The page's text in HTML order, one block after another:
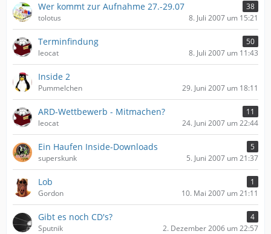
Wer kommt zur Aufnahme 27.-29.07
38
tolotus
8. Juli 2007 um 15:21
Terminfindung
50
leocat
8. Juli 2007 um 11:43
Inside 2
Pummelchen 29. Juni 2007 um 18:11
ARD-Wettbewerb - Mitmachen?
11
leocat
24. Juni 2007 um 22:44
Ein Haufen Inside-Downloads
5
superskunk
5. Juni 2007 um 21:37
Lob
1
Gordon
10. Mai 2007 um 21:11
Gibt es noch CD's?
4
Sputnik
2. Dezember 2006 um 22:57